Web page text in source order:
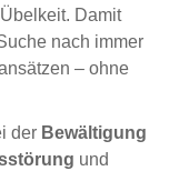
Damit
nach immer
– ohne
der Bewältigung
und